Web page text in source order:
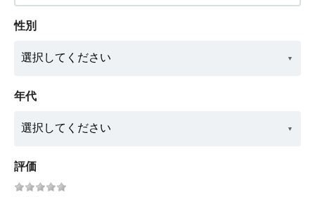
性別
年代
評価